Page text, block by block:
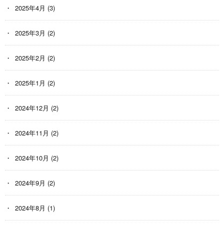
2025年4月 (3)
2025年3月 (2)
2025年2月 (2)
2025年1月 (2)
2024年12月 (2)
2024年11月 (2)
2024年10月 (2)
2024年9月 (2)
2024年8月 (1)